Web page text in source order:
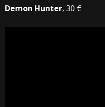
Demon Hunter, 30 €